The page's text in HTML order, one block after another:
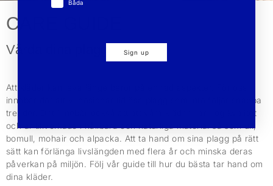
CARE GUIDE
Vårda dina plagg
Att kläder kan leva länge beror på en rad aspekter. För oss
innebär det att vi designar tidlösa plagg som inte följer snabba
trender. Det innebär också att att våra kläder har hög kvalitet
och är tillverkade i hållbara och naturliga material så som ull,
bomull, mohair och alpacka. Att ta hand om sina plagg på rätt
sätt kan förlänga livslängden med flera år och minska deras
påverkan på miljön. Följ vår guide till hur du bästa tar hand om
dina kläder.
Båda
Sign up